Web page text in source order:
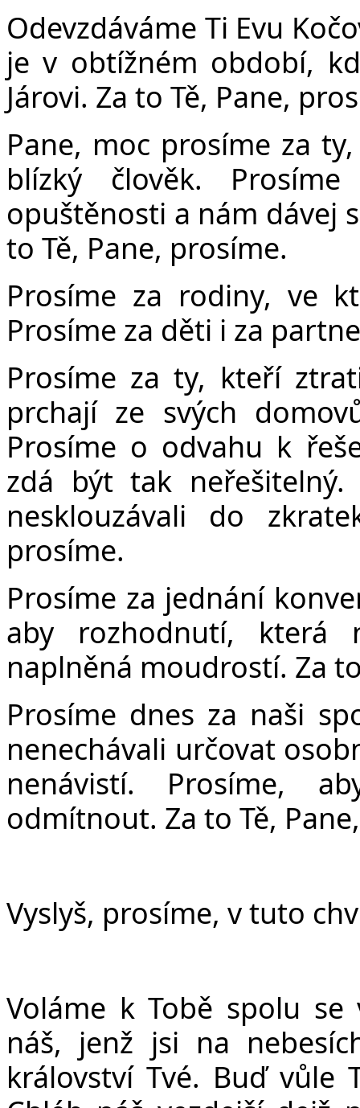
Odevzdáváme Ti Evu
je v obtížném období,
Járovi. Za to Tě, Pane,
Pane, moc prosíme za
blízký člověk.
opuštěnosti a nám dávej
to Tě, Pane, prosíme.
Prosíme za rodiny, ve
Prosíme za děti i za
Prosíme za ty, kteří
prchají ze svých
Prosíme o odvahu k
zdá být tak neřešitelný.
nesklouzávali do
prosíme.
Prosíme za jednání
aby rozhodnutí,
naplněná moudrostí. Za
Prosíme dnes za naši
nenechávali určovat
nenávistí. Prosíme,
odmítnout. Za to Tě,
Vyslyš, prosíme, v tuto
Voláme k Tobě spolu
náš, jenž jsi na
království Tvé. Buďvůle